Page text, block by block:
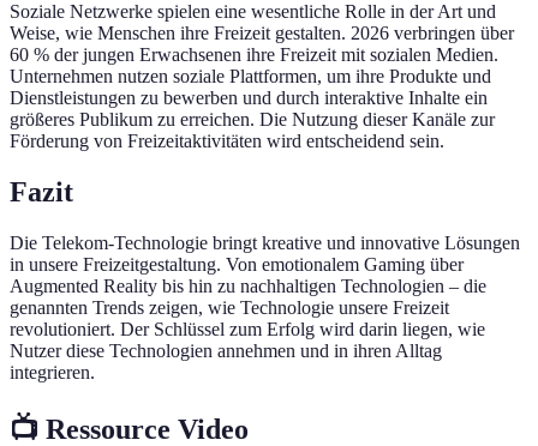
Soziale Netzwerke spielen eine wesentliche Rolle in der Art und
Weise, wie Menschen ihre Freizeit gestalten. 2026 verbringen über
60 % der jungen Erwachsenen ihre Freizeit mit sozialen Medien.
Unternehmen nutzen soziale Plattformen, um ihre Produkte und
Dienstleistungen zu bewerben und durch interaktive Inhalte ein
größeres Publikum zu erreichen. Die Nutzung dieser Kanäle zur
Förderung von Freizeitaktivitäten wird entscheidend sein.
Fazit
Die Telekom-Technologie bringt kreative und innovative Lösungen
in unsere Freizeitgestaltung. Von emotionalem Gaming über
Augmented Reality bis hin zu nachhaltigen Technologien – die
genannten Trends zeigen, wie Technologie unsere Freizeit
revolutioniert. Der Schlüssel zum Erfolg wird darin liegen, wie
Nutzer diese Technologien annehmen und in ihren Alltag
integrieren.
📺 Ressource Video